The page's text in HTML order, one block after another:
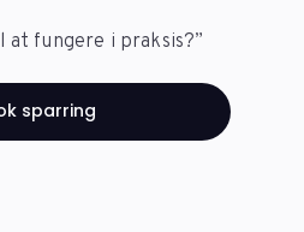
fungere i praksis?”
sparring